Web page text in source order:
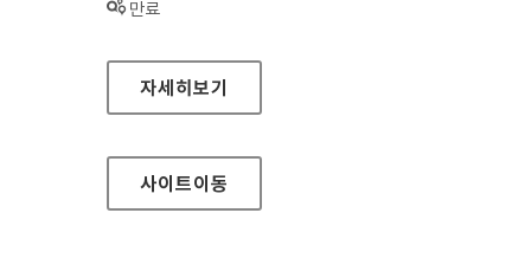
상태 :
만료
의약품종합관리정보센터 홈페이지
자세히보기
사이트이동